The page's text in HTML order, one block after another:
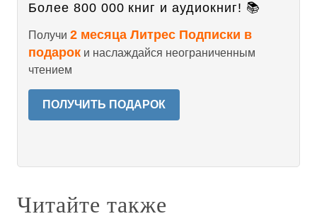
Более 800 000 книг и аудиокниг! 📚
Получи 2 месяца Литрес Подписки в
подарок и наслаждайся неограниченным
чтением
ПОЛУЧИТЬ ПОДАРОК
Читайте также